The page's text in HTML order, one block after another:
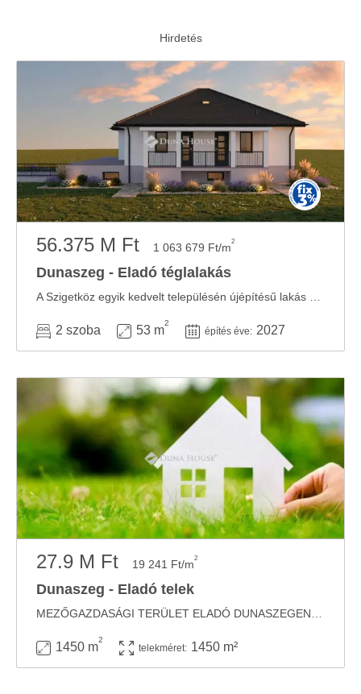
56.375 M Ft 1 063 679 Ft/m2
Dunaszeg - Eladó téglalakás
2 szoba 53 m
2
építés éve: 2027
27.9 M Ft 19 241 Ft/m2
Dunaszeg - Eladó telek
1450 m
2
telekméret: 1450 m²